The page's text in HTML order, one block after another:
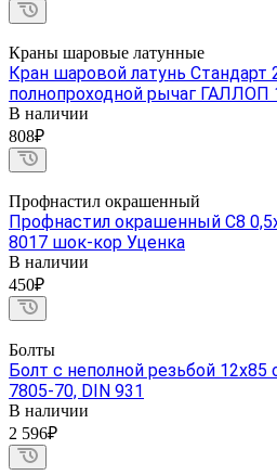
Краны шаровые латунные
Кран шаровой латунь
полнопроходной рычаг ГАЛЛОП
В наличии
808₽
Профнастил окрашенный
Профнастил окрашенный С8
8017 шок-кор Уценка
В наличии
450₽
Болты
Болт с неполной резьбой
7805-70, DIN 931
В наличии
2 596₽